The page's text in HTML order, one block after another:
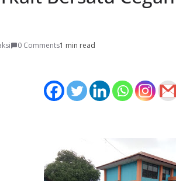
0 Comments1 min read